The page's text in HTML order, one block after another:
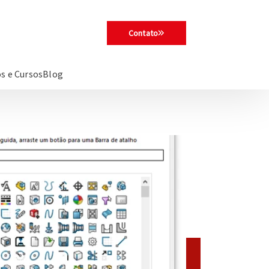
Contato
e CursosBlog